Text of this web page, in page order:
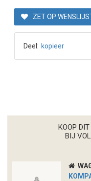
ZET OP
Deel: kopieer
KOOP
BIJ